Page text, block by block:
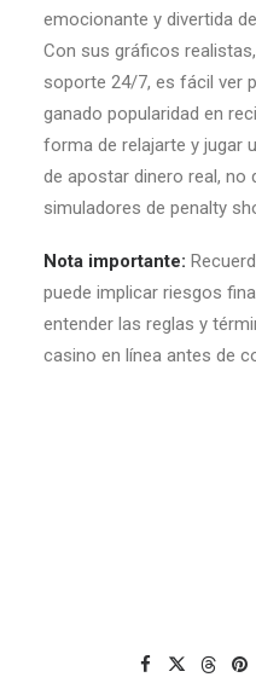
emocionante y divertida
Con sus gráficos
soporte 24/7, es fácil ver
ganado popularidad en
forma de relajarte y jugar
de apostar dinero real, no
simuladores de penalty
Nota importante:
puede implicar riesgos
entender las reglas y
casino en línea antes de